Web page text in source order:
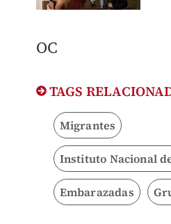
OC
TAGS
Migrantes
Instituto Nacional
Embarazadas